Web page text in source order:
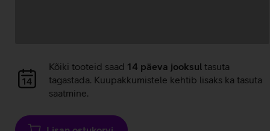
Andmete
laadimine
Kõiki tooteid saad 14 päeva jooksul tasuta
tagastada. Kuupakkumistele kehtib lisaks ka tasuta
saatmine.